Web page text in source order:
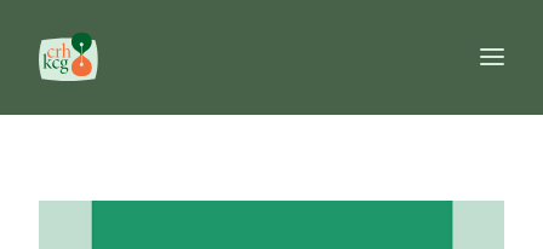
Publicaties